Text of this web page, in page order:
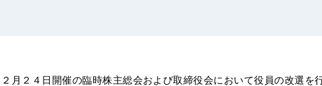
月２４日開催の臨時株主総会および取締役会において役員の改選を